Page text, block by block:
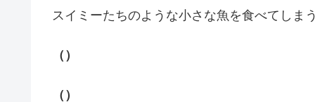
スイミーたちのような小さな魚を食べてしま
（）
（）